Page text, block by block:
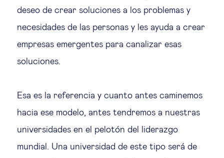
deseo de crear soluciones a los problemas y
necesidades de las personas y les ayuda a crear
empresas emergentes para canalizar esas
soluciones.
Esa es la referencia y cuanto antes caminemos
hacia ese modelo, antes tendremos a nuestras
universidades en el pelotón del liderazgo
mundial. Una universidad de este tipo será de